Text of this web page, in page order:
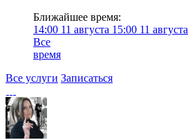
Ближайшее время:
14:00 11 августа 15:00 11 августа
Все
время
Все услуги Записаться